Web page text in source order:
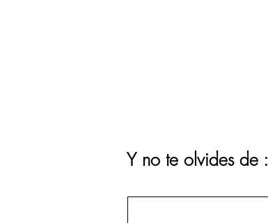
Y no te olvides de :